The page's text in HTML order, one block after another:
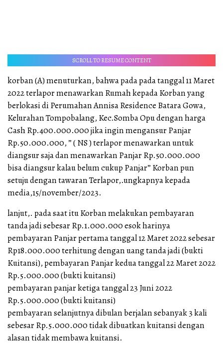
SCROLL TO RESUME CONTENT
korban (A) menuturkan, bahwa pada pada tanggal 11 Maret
2022 terlapor menawarkan Rumah kepada Korban yang
berlokasi di Perumahan Annisa Residence Batara Gowa,
Kelurahan Tompobalang, Kec.Somba Opu dengan harga
Cash Rp.400.000.000 jika ingin mengansur Panjar
Rp.50.000.000, ” ( NS ) terlapor menawarkan untuk
diangsur saja dan menawarkan Panjar Rp.50.000.000
bisa diangsur kalau belum cukup Panjar” Korban pun
setuju dengan tawaran Terlapor,.ungkapnya kepada
media,15/november/2023.
lanjut,. pada saat itu Korban melakukan pembayaran
tanda jadi sebesar Rp.1.000.000 esok harinya
pembayaran Panjar pertama tanggal 12 Maret 2022 sebesar
Rp18.000.000 terhitung dengan uang tanda jadi (bukti
Kuitansi), pembayaran Panjar kedua tanggal 22 Maret 2022
Rp.5.000.000 (bukti kuitansi)
pembayaran panjar ketiga tanggal 23 Juni 2022
Rp.5.000.000 (bukti kuitansi)
pembayaran selanjutnya dibulan berjalan sebanyak 3 kali
sebesar Rp.5.000.000 tidak dibuatkan kuitansi dengan
alasan tidak membawa kuitansi.